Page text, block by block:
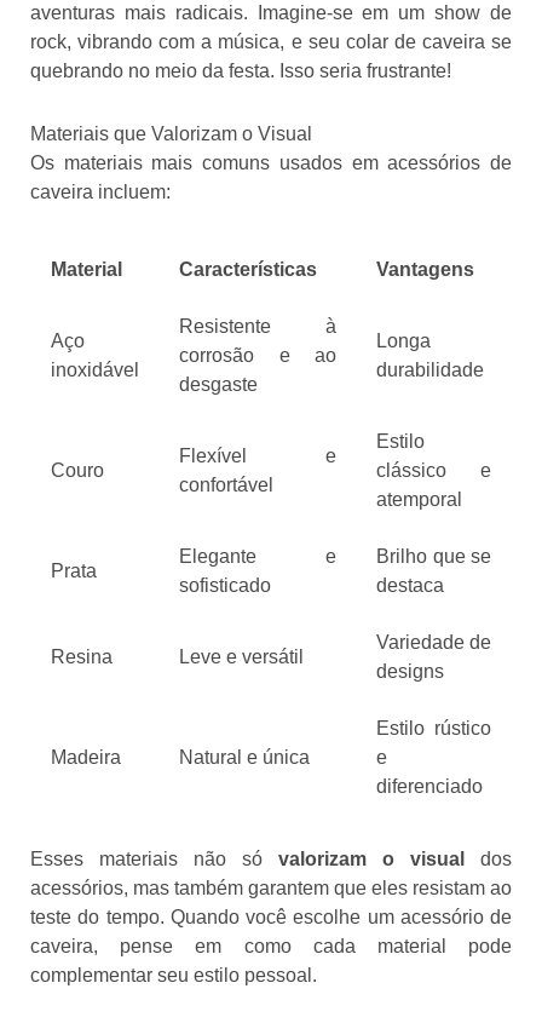
aventuras mais radicais. Imagine-se em um show de
rock, vibrando com a música, e seu colar de caveira se
quebrando no meio da festa. Isso seria frustrante!
Materiais que Valorizam o Visual
Os materiais mais comuns usados em acessórios de
caveira incluem:
Material Características Vantagens
Aço
inoxidável
Resistente à
corrosão e ao
desgaste
Longa
durabilidade
Couro
Flexível e
confortável
Estilo
clássico e
atemporal
Prata
Elegante e
sofisticado
Brilho que se
destaca
Resina Leve e versátil
Variedade de
designs
Madeira Natural e única
Estilo rústico
e
diferenciado
Esses materiais não só valorizam o visual
dos
acessórios, mas também garantem que eles resistam ao
teste do tempo. Quando você escolhe um acessório de
caveira, pense em como cada material pode
complementar seu estilo pessoal.